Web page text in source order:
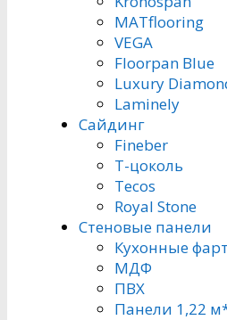
MATflooring
VEGA
Floorpan Blue
Luxury
Laminely
Сайдинг
Fineber
Т-цоколь
Tecos
Royal Stone
Стеновые панели
Кухонные
МДФ
ПВХ
Панели 1,22